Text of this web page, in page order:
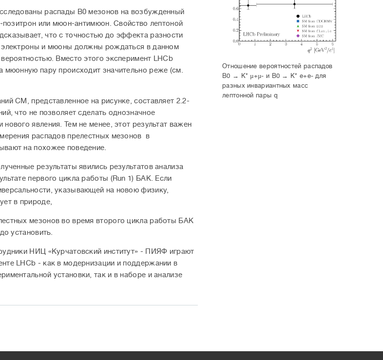
Отношение вероятностей распадов
B0 → K* µ+µ- и B0 → K* e+e- для
разных инвариантных масс
лептонной пары q
распады B0 мезонов на возбужденный
позитрон или мюон-антимюон. Свойство лептоной
что с точностью до эффекта разности
электроны и мюоны должны рождаться в данном
Вместо этого эксперимент LHCb
мюонную пару происходит значительно реже (см.
СМ, представленное на рисунке, составляет 2.2-
что не позволяет сделать однозначное
явления. Тем не менее, этот результат важен
распадов прелестных мезонов в
на похожее поведение.
результаты явились результатов анализа
первого цикла работы (Run 1) БАК. Если
указывающей на новою физику,
в природе,
мезонов во время второго цикла работы БАК
установить.
НИЦ «Курчатовский институт» - ПИЯФ играют
LHCb - как в модернизации и поддержании в
установки, так и в наборе и анализе